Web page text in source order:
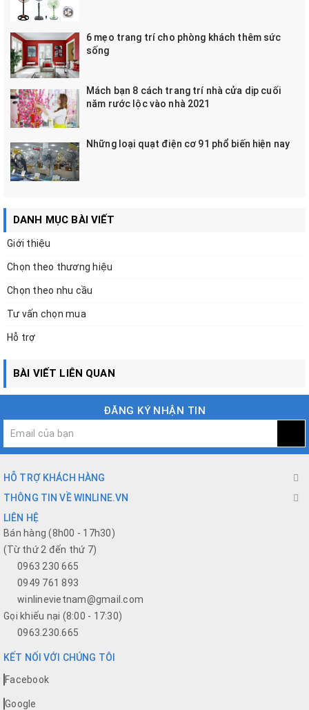
6 mẹo trang trí cho phòng khách thêm sức
sống
Mách bạn 8 cách trang trí nhà cửa dịp cuối
năm rước lộc vào nhà 2021
Những loại quạt điện cơ 91 phổ biến hiện nay
DANH MỤC BÀI VIẾT
Giới thiệu
Chọn theo thương hiệu
Chọn theo nhu cầu
Tư vấn chọn mua
Hỗ trợ
BÀI VIẾT LIÊN QUAN
ĐĂNG KÝ NHẬN TIN
HỖ TRỢ KHÁCH HÀNG
THÔNG TIN VỀ WINLINE.VN
LIÊN HỆ
Bán hàng (8h00 - 17h30)
(Từ thứ 2 đến thứ 7)
0963 230 665
0949 761 893
winlinevietnam@gmail.com
Gọi khiếu nại (8:00 - 17:30)
0963.230.665
KẾT NỐI VỚI CHÚNG TÔI
Facebook
Google